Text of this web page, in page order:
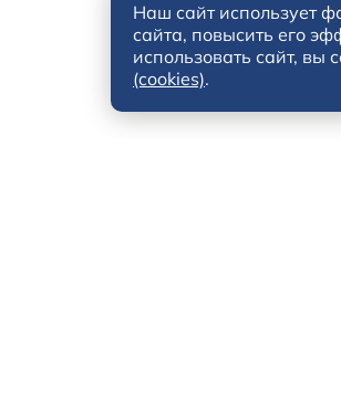
Наш сайт использует
сайта, повысить его
использовать сайт, вы
(cookies).